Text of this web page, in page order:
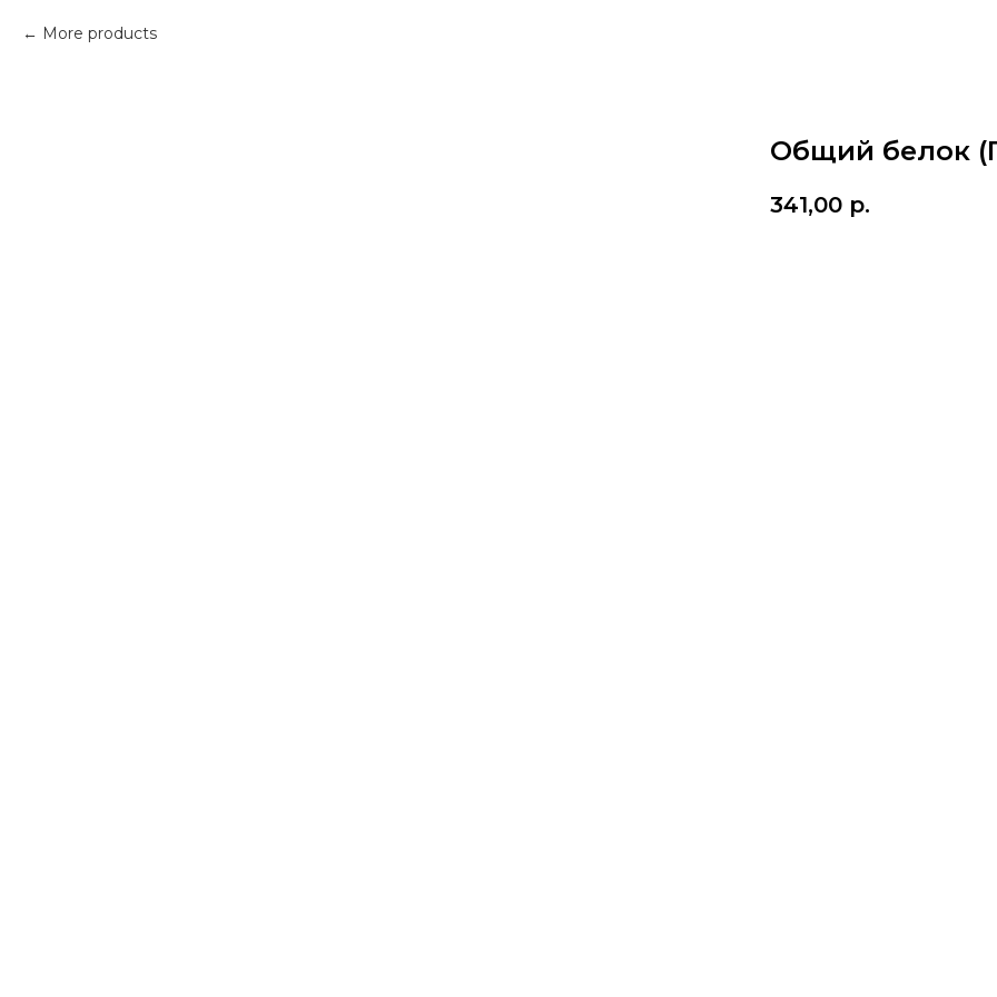
More products
Общий белок
341,00 р.